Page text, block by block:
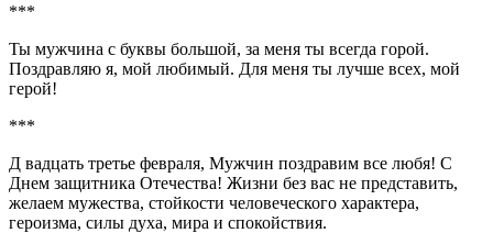
***
Ты мужчина с буквы большой, за меня ты всегда горой.
Поздравляю я, мой любимый. Для меня ты лучше всех, мой
герой!
***
Д вадцать третье февраля, Мужчин поздравим все любя! С
Днем защитника Отечества! Жизни без вас не представить,
желаем мужества, стойкости человеческого характера,
героизма, силы духа, мира и спокойствия.